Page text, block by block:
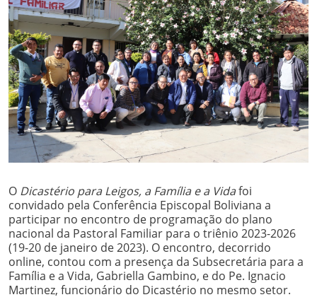
O Dicastério para Leigos, a Família e a Vidafoi
convidado pela Conferência Episcopal Boliviana a
participar no encontro de programação do plano
nacional da Pastoral Familiar para o triênio 2023-2026
(19-20 de janeiro de 2023). O encontro, decorrido
online, contou com a presença da Subsecretária para a
Família e a Vida, Gabriella Gambino, e do Pe. Ignacio
Martinez, funcionário do Dicastério no mesmo setor.